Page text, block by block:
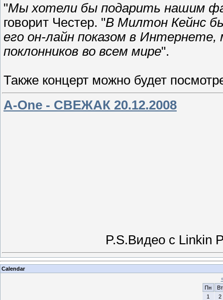
"Мы хотели бы подарить нашим
говорит Честер. "В Милтон Кейнс
его он-лайн показом в
поклонников во всем мире".
Также концерт можно будет
A-One - СВЕЖАК 20.12.2008
P.S.Видео с Linkin
Calendar
Пн
Вт
1
2